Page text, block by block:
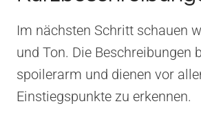
Im nächsten Schritt schauen
und Ton. Die Beschreibungen
spoilerarm und dienen vor
Einstiegspunkte zu erkennen.